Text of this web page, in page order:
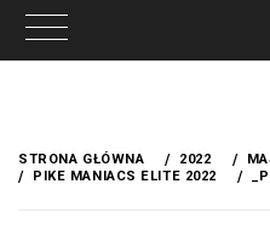
treści
STRONA GŁÓWNA 2022
PIKE MANIACS ELITE 2022